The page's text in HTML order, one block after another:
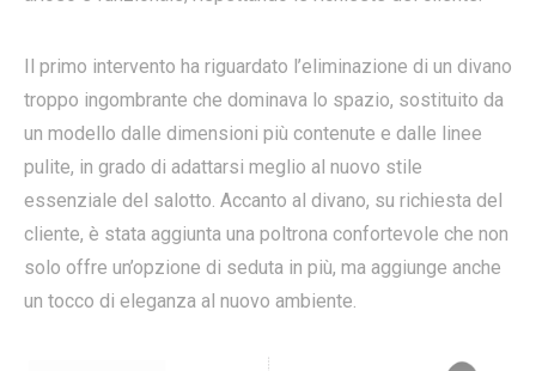
Il primo intervento ha riguardato l’eliminazione di un divano
troppo ingombrante che dominava lo spazio, sostituito da
un modello dalle dimensioni più contenute e dalle linee
pulite, in grado di adattarsi meglio al nuovo stile
essenziale del salotto. Accanto al divano, su richiesta del
cliente, è stata aggiunta una poltrona confortevole che non
solo offre un’opzione di seduta in più, ma aggiunge anche
un tocco di eleganza al nuovo ambiente.